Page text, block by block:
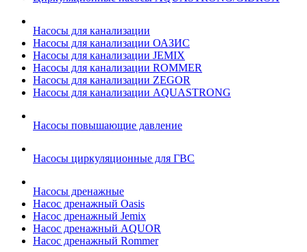
Насосы для канализации
Насосы для канализации ОАЗИС
Насосы для канализации JEMIX
Насосы для канализации ROMMER
Насосы для канализации ZEGOR
Насосы для канализации AQUASTRONG
Насосы повышающие давление
Насосы циркуляционные для ГВС
Насосы дренажные
Насос дренажный Oasis
Насос дренажный Jemix
Насос дренажный AQUOR
Насос дренажный Rommer